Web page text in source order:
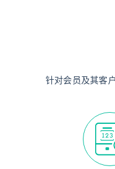
针对会员及其客